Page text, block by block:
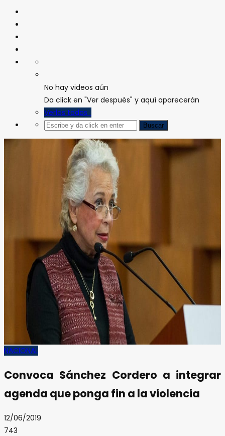
No hay videos aún
Da click en "Ver después" y aquí aparecerán
Verlos todos
NACIONAL
Convoca Sánchez Cordero a integrar
agenda que ponga fin a la violencia
12/06/2019
743